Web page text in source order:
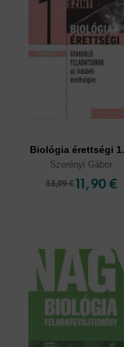
Biológia érettségi
Szerényi Gábor
13,09 € 11,90 €